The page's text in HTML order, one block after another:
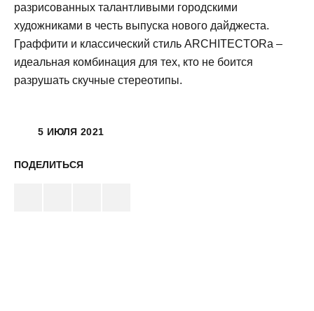
разрисованных талантливыми городскими
художниками в честь выпуска нового дайджеста.
Граффити и классический стиль ARCHITECTORa –
идеальная комбинация для тех, кто не боится
разрушать скучные стереотипы.
5 ИЮЛЯ 2021
ПОДЕЛИТЬСЯ